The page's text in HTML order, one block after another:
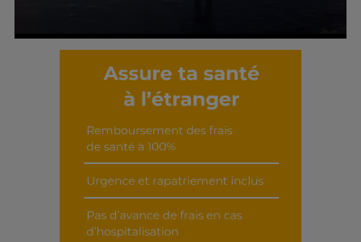
Découvrir cet interview